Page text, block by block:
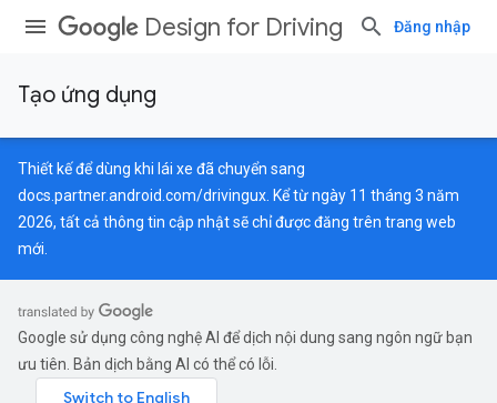
Design for Driving Đăng nhập
Tạo ứng dụng
Thiết kế để dùng khi lái xe đã chuyển sang
docs.partner.android.com/drivingux . Kể từ ngày 11 tháng 3 năm
2026, tất cả thông tin cập nhật sẽ chỉ được đăng trên trang web
mới.
Google sử dụng công nghệ AI để dịch nội dung sang ngôn ngữ bạn
ưu tiên. Bản dịch bằng AI có thể có lỗi.